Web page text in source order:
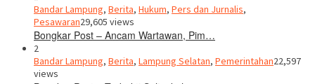
Bandar Lampung, Berita, Hukum, Pers dan Jurnalis,
Pesawaran29,605 views
Bongkar Post – Ancam Wartawan, Pim…
2
Bandar Lampung, Berita, Lampung Selatan, Pemerintahan22,597
views